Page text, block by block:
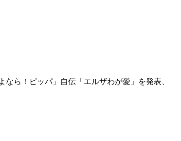
ら！ピッパ」自伝「エルザわが愛」を発表、